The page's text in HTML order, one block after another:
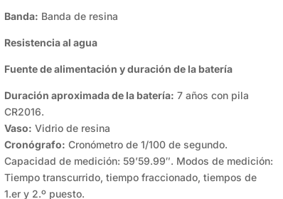
Banda: Banda de resina
Resistencia al agua
Fuente de alimentación y duración de la batería
Duración aproximada de la batería: 7 años con pila
CR2016.
Vaso: Vidrio de resina
Cronógrafo: Cronómetro de 1/100 de segundo.
Capacidad de medición: 59’59.99″. Modos de medición:
Tiempo transcurrido, tiempo fraccionado, tiempos de
1.er y 2.º puesto.